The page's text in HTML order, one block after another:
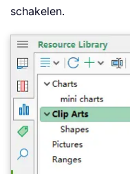
schakelen.